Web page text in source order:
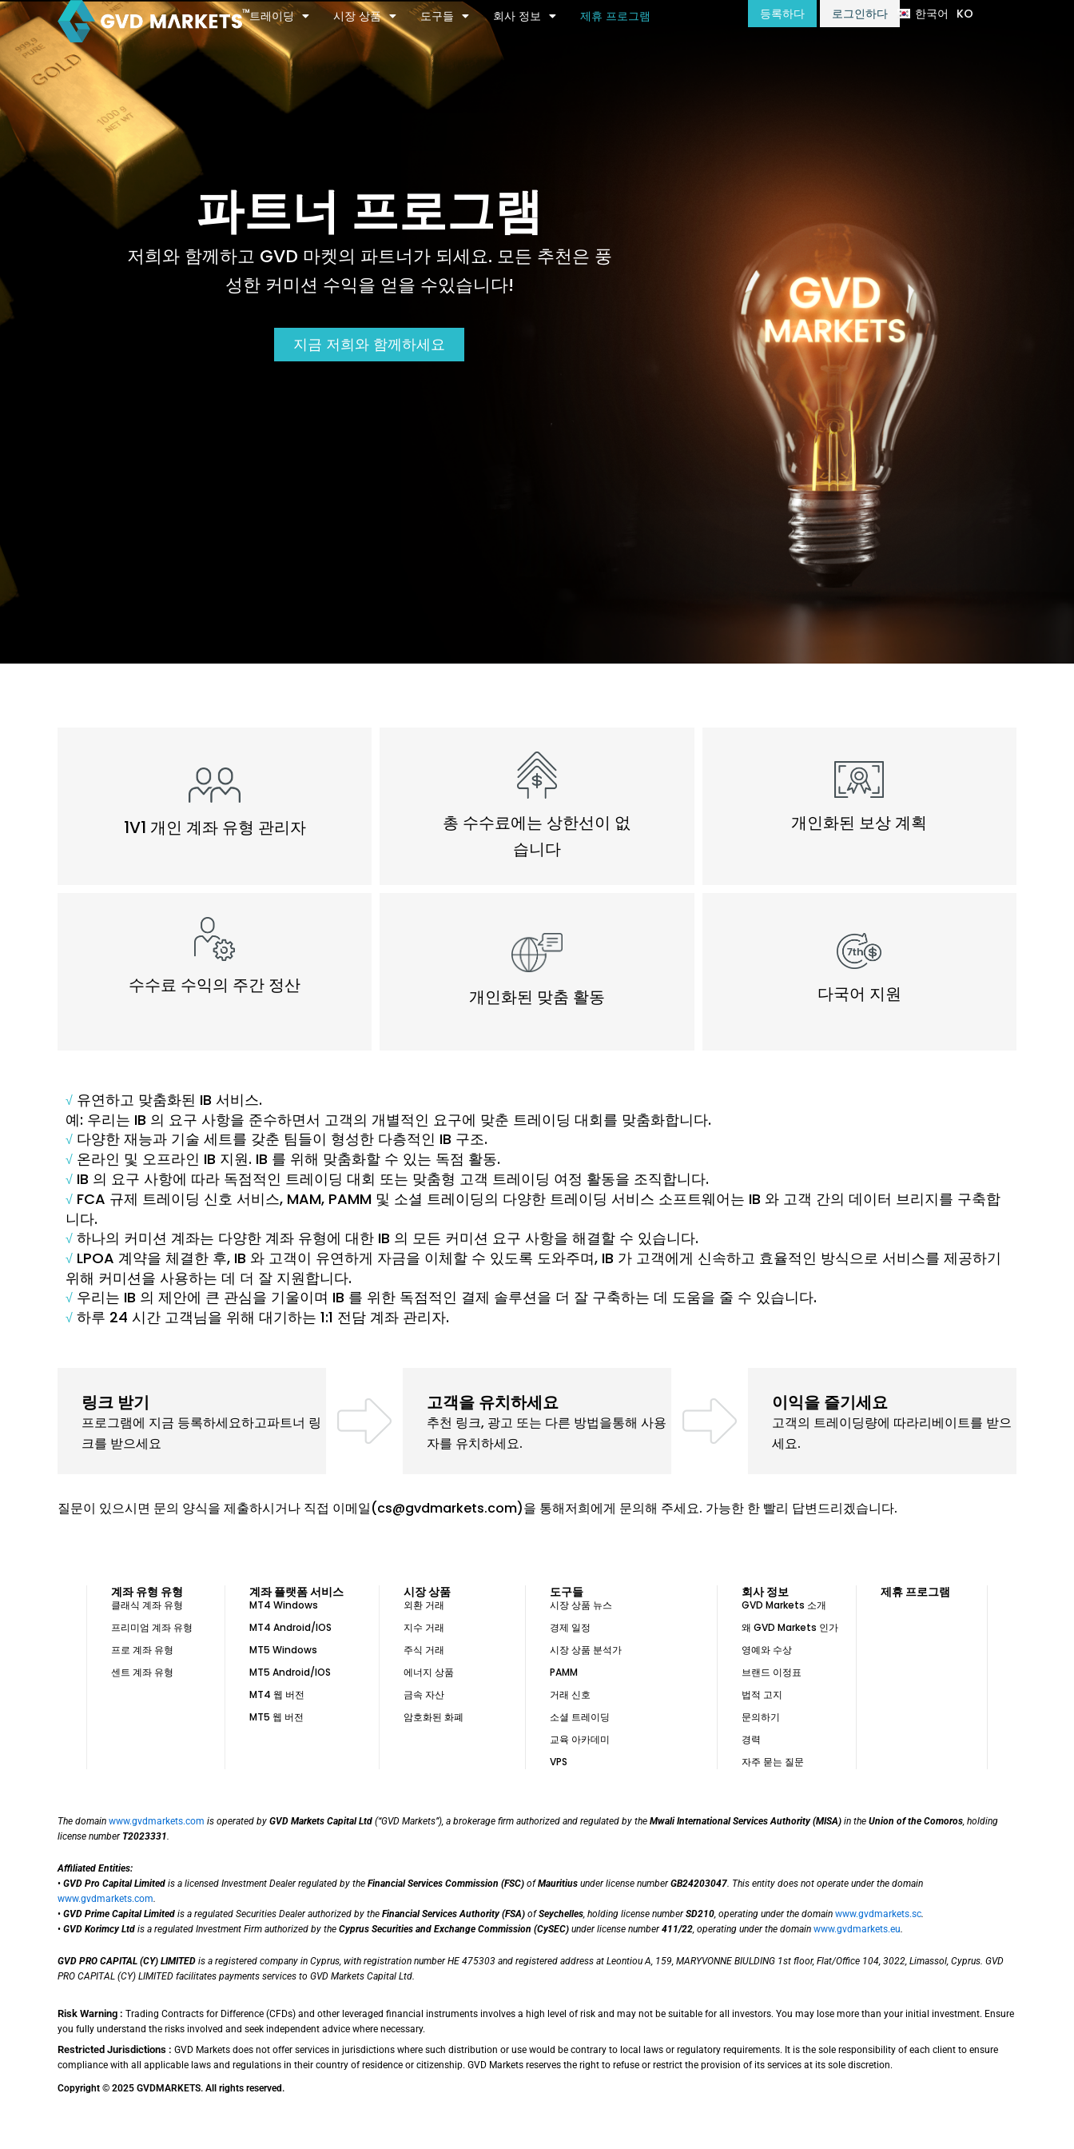
콘
텐
로
건
너
뛰
트레이딩 시장 상품 도구들 회사 정보 제휴 프로그램 등록하다 로그인하다 한국어 KO
हिन्दी HI
파트너 프로그램
저희와 함께하고 GVD 마켓의 파트너가 되세요. 모든 추천은 풍
성한 커미션 수익을 얻을 수있습니다!
지금 저희와 함께하세요
1V1 개인 계좌 유형 관리자
총 수수료에는 상한선이 없
습니다
개인화된 보상 계획
수수료 수익의 주간 정산
개인화된 맞춤 활동 다국어 지원
√ 유연하고 맞춤화된 IB 서비스.
예: 우리는 IB 의 요구 사항을 준수하면서 고객의 개별적인 요구에 맞춘 트레이딩 대회를 맞춤화합니다.
√ 다양한 재능과 기술 세트를 갖춘 팀들이 형성한 다층적인 IB 구조.
√ 온라인 및 오프라인 IB 지원. IB 를 위해 맞춤화할 수 있는 독점 활동.
√ IB 의 요구 사항에 따라 독점적인 트레이딩 대회 또는 맞춤형 고객 트레이딩 여정 활동을 조직합니다.
√ FCA 규제 트레이딩 신호 서비스, MAM, PAMM 및 소셜 트레이딩의 다양한 트레이딩 서비스 소프트웨어는 IB 와 고객 간의 데이터 브리지를 구축합
니다.
√ 하나의 커미션 계좌는 다양한 계좌 유형에 대한 IB 의 모든 커미션 요구 사항을 해결할 수 있습니다.
√ LPOA 계약을 체결한 후, IB 와 고객이 유연하게 자금을 이체할 수 있도록 도와주며, IB 가 고객에게 신속하고 효율적인 방식으로 서비스를 제공하기
위해 커미션을 사용하는 데 더 잘 지원합니다.
√ 우리는 IB 의 제안에 큰 관심을 기울이며 IB 를 위한 독점적인 결제 솔루션을 더 잘 구축하는 데 도움을 줄 수 있습니다.
√ 하루 24 시간 고객님을 위해 대기하는 1:1 전담 계좌 관리자.
링크 받기
프로그램에 지금 등록하세요하고파트너 링
크를 받으세요
고객을 유치하세요
추천 링크, 광고 또는 다른 방법을통해 사용
자를 유치하세요.
이익을 즐기세요
고객의 트레이딩량에 따라리베이트를 받으
세요.
질문이 있으시면 문의 양식을 제출하시거나 직접 이메일(cs@gvdmarkets.com)을 통해저희에게 문의해 주세요. 가능한 한 빨리 답변드리겠습니다.
계좌 유형 유형
클래식 계좌 유형
프리미엄 계좌 유형
프로 계좌 유형
센트 계좌 유형
계좌 플랫폼 서비스
MT4 Windows
MT4 Android/IOS
MT5 Windows
MT5 Android/IOS
MT4 웹 버전
MT5 웹 버전
시장 상품
외환 거래
지수 거래
주식 거래
에너지 상품
금속 자산
암호화된 화폐
도구들
시장 상품 뉴스
경제 일정
시장 상품 분석가
PAMM
거래 신호
소셜 트레이딩
교육 아카데미
VPS
회사 정보
GVD Markets 소개
왜 GVD Markets 인가
영예와 수상
브랜드 이정표
법적 고지
문의하기
경력
자주 묻는 질문
제휴 프로그램
The domain www.gvdmarkets.com is operated by GVD Markets Capital Ltd (“GVD Markets”), a brokerage firm authorized and regulated by the Mwali International Services Authority (MISA) in the Union of the Comoros, holding
license number T2023331.
Affiliated Entities:
• GVD Pro Capital Limited is a licensed Investment Dealer regulated by the Financial Services Commission (FSC) ofMauritius under license numberGB24203047. This entity does not operate under the domain
www.gvdmarkets.com.
• GVD Prime Capital Limited is a regulated Securities Dealer authorized by the Financial Services Authority (FSA) ofSeychelles, holding license numberSD210, operating under the domain www.gvdmarkets.sc.
• GVD Korimcy Ltd is a regulated Investment Firm authorized by the Cyprus Securities and Exchange Commission (CySEC) under license number411/22, operating under the domain www.gvdmarkets.eu.
GVD PRO CAPITAL (CY) LIMITED is a registered company in Cyprus, with registration number HE 475303 and registered address at Leontiou A, 159, MARYVONNE BIULDING 1st floor, Flat/Office 104, 3022, Limassol, Cyprus. GVD
PRO CAPITAL (CY) LIMITED facilitates payments services to GVD Markets Capital Ltd.
Risk Warning : Trading Contracts for Difference (CFDs) and other leveraged financial instruments involves a high level of risk and may not be suitable for all investors. You may lose more than your initial investment. Ensure
you fully understand the risks involved and seek independent advice where necessary.
Restricted Jurisdictions : GVD Markets does not offer services in jurisdictions where such distribution or use would be contrary to local laws or regulatory requirements. It is the sole responsibility of each client to ensure
compliance with all applicable laws and regulations in their country of residence or citizenship. GVD Markets reserves the right to refuse or restrict the provision of its services at its sole discretion.
Copyright © 2025 GVDMARKETS. All rights reserved.